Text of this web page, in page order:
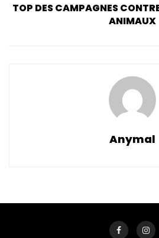
TOP DES CAMPAGNES
ANIMAUX
Anymal